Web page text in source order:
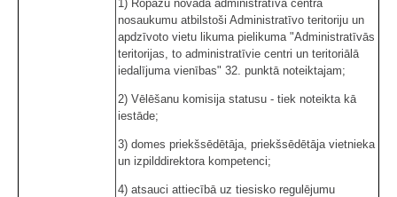
1) Ropažu novada administratīvā centra
nosaukumu atbilstoši Administratīvo teritoriju un
apdzīvoto vietu likuma pielikuma "Administratīvās
teritorijas, to administratīvie centri un teritoriālā
iedalījuma vienības" 32. punktā noteiktajam;
2) Vēlēšanu komisija statusu - tiek noteikta kā
iestāde;
3) domes priekšsēdētāja, priekšsēdētāja vietnieka
un izpilddirektora kompetenci;
4) atsauci attiecībā uz tiesisko regulējumu